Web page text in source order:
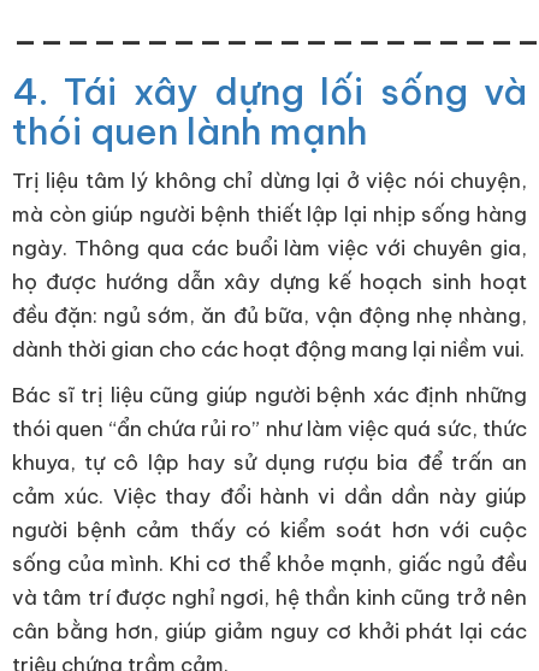
4. Tái xây dựng lối sống và
thói quen lành mạnh
Trị liệu tâm lý không chỉ dừng lại ở việc nói chuyện,
mà còn giúp người bệnh thiết lập lại nhịp sống hàng
ngày. Thông qua các buổi làm việc với chuyên gia,
họ được hướng dẫn xây dựng kế hoạch sinh hoạt
đều đặn: ngủ sớm, ăn đủ bữa, vận động nhẹ nhàng,
dành thời gian cho các hoạt động mang lại niềm vui.
Bác sĩ trị liệu cũng giúp người bệnh xác định những
thói quen “ẩn chứa rủi ro” như làm việc quá sức, thức
khuya, tự cô lập hay sử dụng rượu bia để trấn an
cảm xúc. Việc thay đổi hành vi dần dần này giúp
người bệnh cảm thấy có kiểm soát hơn với cuộc
sống của mình. Khi cơ thể khỏe mạnh, giấc ngủ đều
và tâm trí được nghỉ ngơi, hệ thần kinh cũng trở nên
cân bằng hơn, giúp giảm nguy cơ khởi phát lại các
triệu chứng trầm cảm.